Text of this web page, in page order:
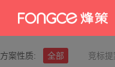
方案性质: 全部 竞标提